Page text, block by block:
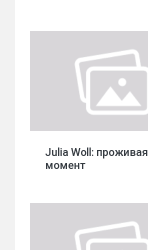
Julia Woll: проживая
момент